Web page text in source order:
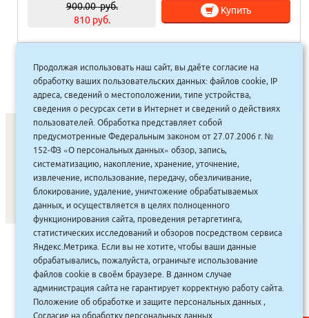
900.00руб.
810 руб.
Купить
1 2 3 4 »
СОНУННАР|КОМПАНИЯ ТУҺУНАН| МАҔАҺЫЫННАР
АКЦИЯЛАР|ДИСКОНТНАЙ СИСТЕМА|ЮРИДИЧЕСКАЙ
ВАКАНСИЯЛАР
САЙТ СОЗДАН:ООО "ЭЙФОС" . ИНФОРМАЦИОННЫЕ
ТЕХНОЛОГИИ
Продолжая использовать наш сайт, вы даёте согласие на
обработку ваших пользовательских данных: файлов cookie, IP
адреса, сведений о местоположении, типе устройства,
сведения о ресурсах сети в Интернет и сведений о действиях
пользователей. Обработка представляет собой
предусмотренные Федеральным законом от 27.07.2006 г. №
152-ФЗ «О персональных данных» обзор, запись,
систематизацию, накопление, хранение, уточнение,
извлечение, использование, передачу, обезличивание,
блокирование, удаление, уничтожение обрабатываемых
данных, и осуществляется в целях полноценного
функционирования сайта, проведения ретаргетинга,
статистических исследований и обзоров посредством сервиса
Яндекс.Метрика. Если вы не хотите, чтобы ваши данные
обрабатывались, пожалуйста, ограничьте использование
файлов cookie в своём браузере. В данном случае
администрация сайта не гарантирует корректную работу сайта.
Положение об обработке и защите персональных данных ,
Согласие на обработку персональных данных